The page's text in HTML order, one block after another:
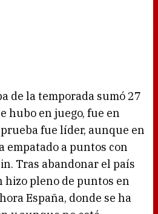
de la temporada sumó 27
hubo en juego, fue en
fue líder, aunque en
empatado a puntos con
Tras abandonar el país
hizo pleno de puntos en
España, donde se ha